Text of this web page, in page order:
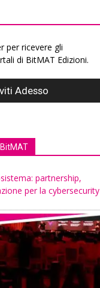
per ricevere gli
di BitMAT Edizioni.
partnership,
per la cybersecurity